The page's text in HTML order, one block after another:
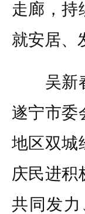
走廊，持
就安居、
吴新春
遂宁市委
地区双城
庆民进积
共同发